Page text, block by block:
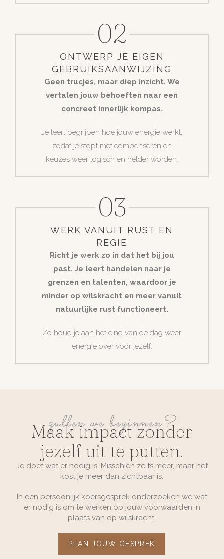
02
ONTWERP JE EIGEN
GEBRUIKSAANWIJZING
Geen trucjes, maar diep inzicht. We
vertalen jouw behoeften naar een
concreet innerlijk kompas.
Je leert begrijpen hoe jouw energie werkt,
zodat je stopt met compenseren en
keuzes weer logisch en helder worden.
03
WERK VANUIT RUST EN
REGIE
Richt je werk zo in dat het bij jou
past. Je leert handelen naar je
grenzen en talenten, waardoor je
minder op wilskracht en meer vanuit
natuurlijke rust functioneert.
Zo houd je aan het eind van de dag weer
energie over voor jezelf.
zullen we beginnen?
Maak impact zonder
jezelf uit te putten.
Je doet wat er nodig is. Misschien zelfs meer, maar het
kost je meer dan zichtbaar is.
In een persoonlijk koersgesprek onderzoeken we wat
er nodig is om te werken op jouw voorwaarden in
plaats van op wilskracht.
PLAN JOUW GESPREK